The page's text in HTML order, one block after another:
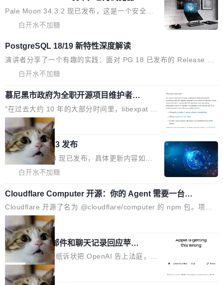
量化、模型权重压缩、以及共享 KV cache 的完
整性保护。效果是：吞吐量提升 41%，每 token
存 KV cache 是推理时最吃显...
级。 根据介绍，Hy ASR3.0preview 目标在于：
让语音识别不再只是听清，而是真正听懂。通过
到你。从“逐字转写、单点优化”演进为“理解语
境、兼容场景、一键直出”。 Hy ASR 3.0 previe
w 不要求标准普通话，方言识别覆盖粤语、吴语
源评测集中，Hy ASR 3.0 preview 在多语种的
WER（...
Pale Moon 34.3.2 现已发布，这是一个安全更
新和少量网页兼容性修复版本。 Changes/fixe
函数添加了多项边界检查，以避免潜在的越界访
问、下溢和溢出。（DiD） 修复了加载和解析内
容提供的字体时出现的几个问题 为避免音频加
对音频采样频率设定了下限 采样率低于 8kHz
（通常被认为是 "telephone"/"walkie-talkie" 音
质的最低采样率）的音频格式将被拒绝 修复了 C
SS 圆角虚线样式中可能存在的问题 如果表单中
的图像元素不在同一个子树中，则它们将不再关
联 加...
白开水不加糖
PostgreSQL 18/19 新特性深度解读
演讲者分享了一个有趣的实践：面对 PG 18 已发布的 Release No
tes，他利用 AI 工具（如 Copilot）对数千条 commit 日志进行自动
释和代码校验，最终筛选出对用户体感最强的若干项。对于尚未正
式发版的 PG 19，则通过拉取过去一年内（从 PG 18 Beta1 时间
点至今）的所有 commit，同样交由 AI 分析提炼。经过人工复核，
准确度令人满意。这一方法也为社区爱好者提供了高效跟踪新版本
的思路。
白开水不加糖
慕尼黑市政府为全职开源项目维护者提
供资助
"在过去大约 10 年的大部分时间里，libexpat 的
维护工作一直与我的日常工作、家务、社交生活
和休闲娱乐竞争时间。" 这是 libexpat 维护者 S
ebastian Pipping 写在博客里的话。8 月 4 日，
他宣布了一个新消息：从 2026 年 8 月 1 日起，
他可以全职维护 libexpat 了，最长 6 个月。发
编写的流式 XML 解析器，MIT 许可证。和 libx
ml2 一样，它是世界上使用最广泛的 XML 解析
库之一。你的操作系统、浏览器、无数的基础设
施软件，很可能都在用它。而过去十年，维护它
的人一直在用业余...
局
Firefox 153.0.3 发布
Firefox 153.0.3 现已发布，具体更新内容如
下： New Smart Window 包含多项增强功能：
户查找历史记录和切换到已打开的标签页。（<a
href="https://bugzilla.mozilla.org/show_bug.c
gi?id=2019042">Bug&nbsp;2019042</a>）</l
i> <li>现在，助手可以直接使用 Exa 的网络搜索
结果回答问题，而无需将问题转交给搜索引擎。
（<a href="https://bugzilla.mozilla.org/show_
bug.cgi?id=204...
白开水不加糖
Cloudflare Computer 开源：你的 Agent 需要一台电
脑，而不是一个容器
Cloudflare 开源了名为 @cloudflare/computer 的 npm 包。项目
的核心论点是：容器不适合 Agent 计算。真正适合的，是 Isolat
e。 Cloudflare 工程师在这件事上没什么可谦虚的——他们用 Wor
kers 跑了十年 Isolate。用 CEO Matthew Prince 的话说：「我们
一生都在用 Isolate 运行代码，而 AI Agent 不需要容器，它们需要
的是 Isolate。」 容器为什么不合适 容器的问题在于启动和销毁都
太重了。一个 Agent 要执行的任务可能只需要几毫秒的 CPU 时
局
OpenAI 公开邮件和聊天记录回应苹果
诉讼，称“Apple is getting this wron
g”
上个月，苹果一纸诉状把 OpenAI 告上法庭，指
控其挖角苹果前员工并窃取商业秘密。苹果的诉
状把 OpenAI 描述成一个系统性地从前东家挖
局